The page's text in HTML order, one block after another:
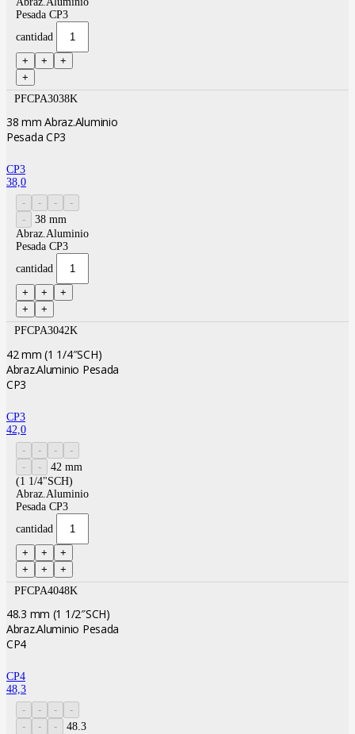
Pesada CP3
cantidad
PFCPA3038K
38 mm Abraz.Aluminio
Pesada CP3
CP3
38,0
38 mm
Abraz.Aluminio
Pesada CP3
cantidad
PFCPA3042K
42 mm (1 1/4″SCH)
Abraz.Aluminio Pesada
CP3
CP3
42,0
42 mm
(1 1/4"SCH)
Abraz.Aluminio
Pesada CP3
cantidad
PFCPA4048K
48.3 mm (1 1/2″SCH)
Abraz.Aluminio Pesada
CP4
CP4
48,3
48.3